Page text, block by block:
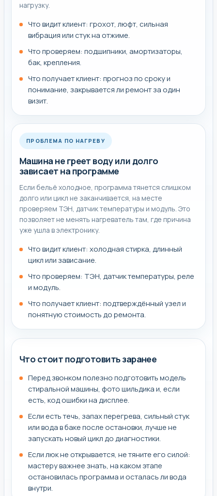
нагрузку.
Что видит клиент: грохот, люфт, сильная
вибрация или стук на отжиме.
Что проверяем: подшипники, амортизаторы,
бак, крепления.
Что получает клиент: прогноз по сроку и
понимание, закрывается ли ремонт за один
визит.
ПРОБЛЕМА ПО НАГРЕВУ
Машина не греет воду или долго
зависает на программе
Если бельё холодное, программа тянется слишком
долго или цикл не заканчивается, на месте
проверяем ТЭН, датчик температуры и модуль. Это
позволяет не менять нагреватель там, где причина
уже ушла в электронику.
Что видит клиент: холодная стирка, длинный
цикл или зависание.
Что проверяем: ТЭН, датчик температуры, реле
и модуль.
Что получает клиент: подтверждённый узел и
понятную стоимость до ремонта.
Что стоит подготовить заранее
Перед звонком полезно подготовить модель
стиральной машины, фото шильдика и, если
есть, код ошибки на дисплее.
Если есть течь, запах перегрева, сильный стук
или вода в баке после остановки, лучше не
запускать новый цикл до диагностики.
Если люк не открывается, не тяните его силой:
мастеру важнее знать, на каком этапе
остановилась программа и осталась ли вода
внутри.